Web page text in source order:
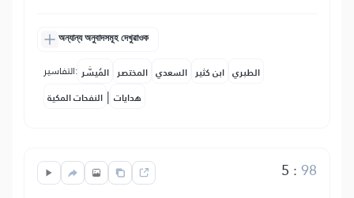
অন্যান্য অনুবাদসমূহ দেখুৱাওক
التفاسير: المُيسَّر المختصر السعدي ابن كثير الطبري
النفحات المكية | هدايات
5 :98